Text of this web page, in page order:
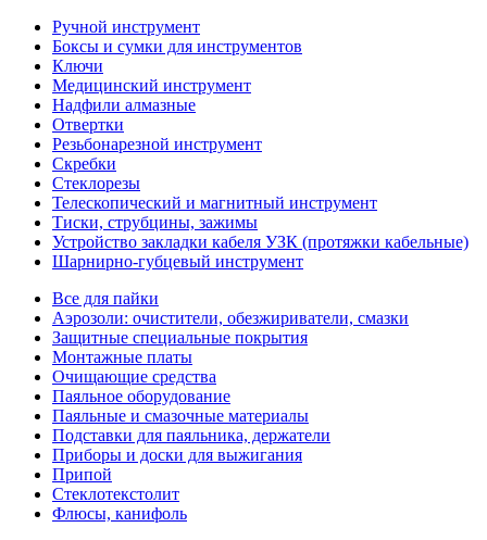
Ручной инструмент
Боксы и сумки для инструментов
Ключи
Медицинский инструмент
Надфили алмазные
Отвертки
Резьбонарезной инструмент
Скребки
Стеклорезы
Телескопический и магнитный инструмент
Тиски, струбцины, зажимы
Устройство закладки кабеля УЗК (протяжки кабельные)
Шарнирно-губцевый инструмент
Все для пайки
Аэрозоли: очистители, обезжириватели, смазки
Защитные специальные покрытия
Монтажные платы
Очищающие средства
Паяльное оборудование
Паяльные и смазочные материалы
Подставки для паяльника, держатели
Приборы и доски для выжигания
Припой
Стеклотекстолит
Флюсы, канифоль